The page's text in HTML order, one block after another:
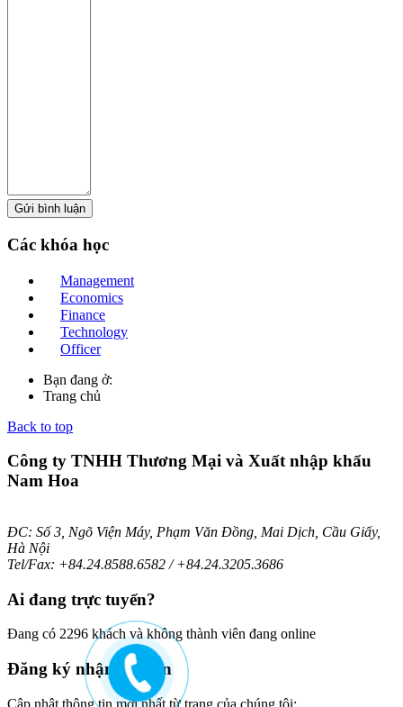
Các khóa học
Management
Economics
Finance
Technology
Officer
Bạn đang ở:
Trang chủ
Back to top
Công ty TNHH Thương Mại và Xuất nhập khẩu
Nam Hoa
ĐC: Số 3, Ngõ Viện Máy, Phạm Văn Đồng, Mai Dịch, Cầu Giấy,
Hà Nội
Tel/Fax: +84.24.8588.6582 / +84.24.3205.3686
Ai đang trực tuyến?
Đang có 2296 khách và không thành viên đang online
Đăng ký nhận bản tin
Cập nhật thông tin mới nhất từ trang của chúng tôi: